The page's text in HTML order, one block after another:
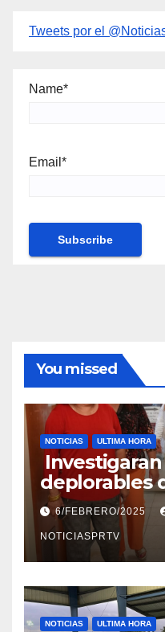
Tweets por el
Name*
Email*
You missed
NOTICIAS ULTIMA HORA
deplorables
el
en Mayagüez
6/FEBRERO/2025
NOTICIASPRTV
NOTICIAS ULTIMA HORA